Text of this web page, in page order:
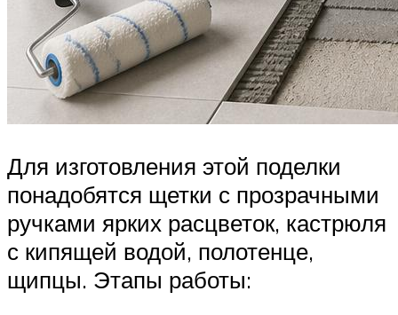
Для изготовления этой поделки
понадобятся щетки с прозрачными
ручками ярких расцветок, кастрюля
с кипящей водой, полотенце,
щипцы. Этапы работы: